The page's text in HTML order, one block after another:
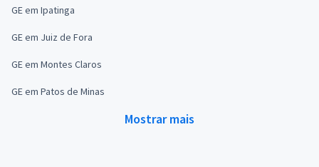
GE em Ipatinga
GE em Juiz de Fora
GE em Montes Claros
GE em Patos de Minas
Mostrar mais